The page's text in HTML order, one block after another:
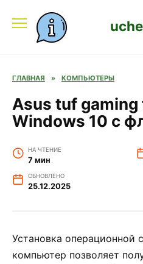
содержанию
ГЛАВНАЯ » КОМПЬЮТЕРЫ
Asus tuf gaming
Windows 10 с
НА ЧТЕНИЕ
7 мин
ОБНОВЛЕНО
25.12.2025
Установка операционной
компьютер позволяет